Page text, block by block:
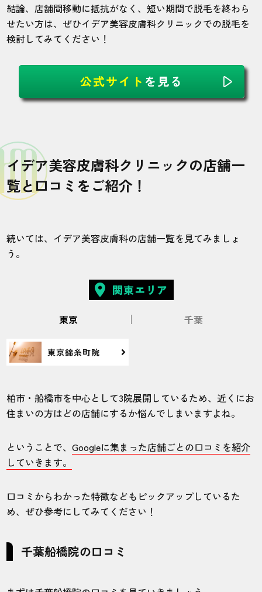
結論、店舗間移動に抵抗がなく、短い期間で脱毛を終わら
せたい方は、ぜひイデア美容皮膚科クリニックでの脱毛を
検討してみてください！
公式サイト を見る
イデア美容皮膚科クリニックの店舗一
覧と口コミをご紹介！
続いては、イデア美容皮膚科の店舗一覧を見てみましょ
う。
関東エリア
東京 千葉
東京錦糸町院
柏市・船橋市を中心として3院展開しているため、近くにお
住まいの方はどの店舗にするか悩んでしまいますよね。
ということで、Googleに集まった店舗ごとの口コミを紹介
していきます。
口コミからわかった特徴などもピックアップしているた
め、ぜひ参考にしてみてください！
千葉船橋院の口コミ